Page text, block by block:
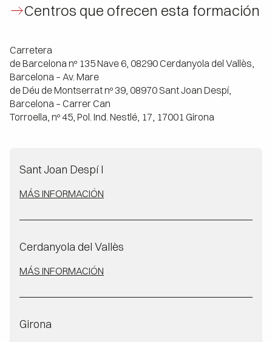
Centros que ofrecen esta formación
Carretera
de Barcelona nº 135 Nave 6, 08290 Cerdanyola del Vallès,
Barcelona – Av. Mare
de Déu de Montserrat nº 39, 08970 Sant Joan Despí,
Barcelona – Carrer Can
Torroella, nº 45, Pol. Ind. Nestlé, 17, 17001 Girona
Sant Joan Despí I
MÁS INFORMACIÓN
Cerdanyola del Vallès
MÁS INFORMACIÓN
Girona